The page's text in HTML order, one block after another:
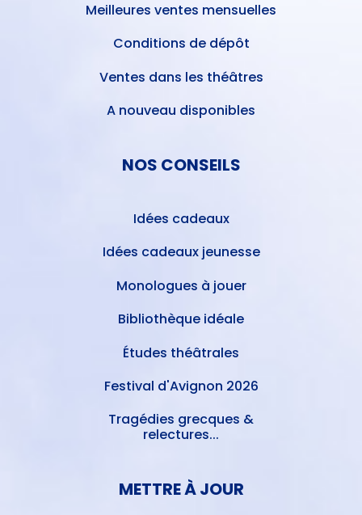
Meilleures ventes mensuelles
Conditions de dépôt
Ventes dans les théâtres
A nouveau disponibles
NOS CONSEILS
Idées cadeaux
Idées cadeaux jeunesse
Monologues à jouer
Bibliothèque idéale
Études théâtrales
Festival d'Avignon 2026
Tragédies grecques &
relectures...
METTRE À JOUR